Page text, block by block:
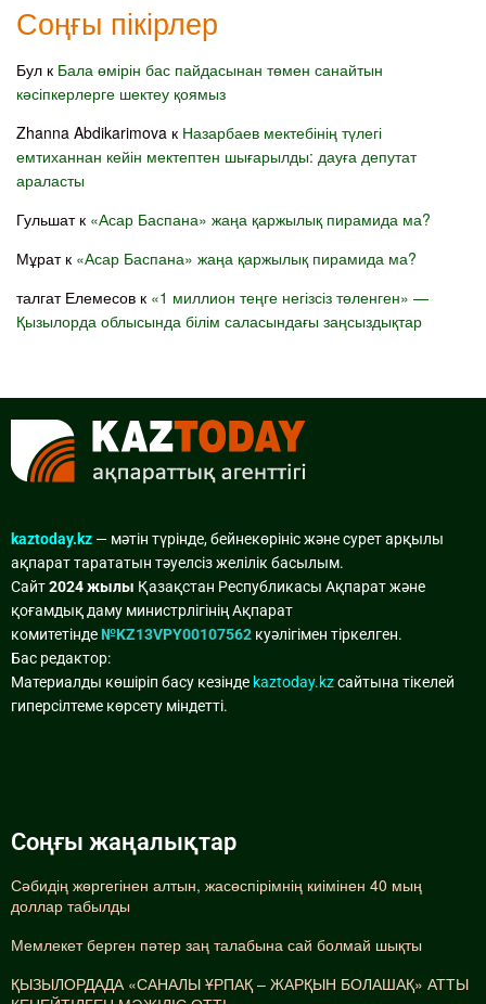
Соңғы пікірлер
Бул к Бала өмірін бас пайдасынан төмен санайтын
кәсіпкерлерге шектеу қоямыз
Zhanna Abdikarimova к Назарбаев мектебінің түлегі
емтиханнан кейін мектептен шығарылды: дауға депутат
араласты
Гульшатк «Асар Баспана» жаңа қаржылық пирамида ма?
Мұратк «Асар Баспана» жаңа қаржылық пирамида ма?
талгат Елемесов к «1 миллион теңге негізсіз төленген» —
Қызылорда облысында білім саласындағы заңсыздықтар
kaztoday.kz — мәтін түрінде, бейнекөрініс және сурет арқылы
ақпарат тарататын тәуелсіз желілік басылым.
Сайт2024 жылы Қазақстан Республикасы Ақпарат және
қоғамдық даму министрлігінің Ақпарат
комитетінде№KZ13VPY00107562 куәлігімен тіркелген.
Бас редактор:
Материалды көшіріп басу кезінде kaztoday.kzсайтына тікелей
гиперсілтеме көрсету міндетті.
Соңғы жаңалықтар
Сәбидің жөргегінен алтын, жасөспірімнің киімінен 40 мың
доллар табылды
Мемлекет берген пәтер заң талабына сай болмай шықты
ҚЫЗЫЛОРДАДА «САНАЛЫ ҰРПАҚ – ЖАРҚЫН БОЛАШАҚ» АТТЫ